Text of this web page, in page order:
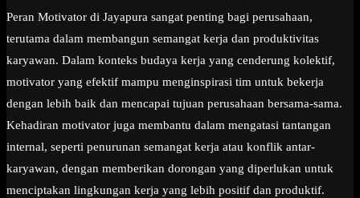
Peran Motivator di Jayapura sangat penting bagi perusahaan,
terutama dalam membangun semangat kerja dan produktivitas
karyawan. Dalam konteks budaya kerja yang cenderung kolektif,
motivator yang efektif mampu menginspirasi tim untuk bekerja
dengan lebih baik dan mencapai tujuan perusahaan bersama-sama.
Kehadiran motivator juga membantu dalam mengatasi tantangan
internal, seperti penurunan semangat kerja atau konflik antar-
karyawan, dengan memberikan dorongan yang diperlukan untuk
menciptakan lingkungan kerja yang lebih positif dan produktif.